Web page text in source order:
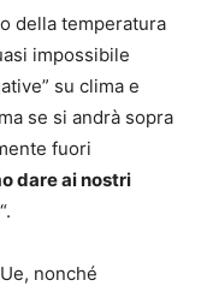
della temperatura
impossibile
su clima e
se si andrà sopra
fuori
dare ai nostri
“.
nonché